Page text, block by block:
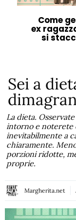
Come
ex
si
Sei a
La dieta.
intorno e noterete
inevitabilmente a
chiaramente.
porzioni ridotte,
proprie.
Margherita.net